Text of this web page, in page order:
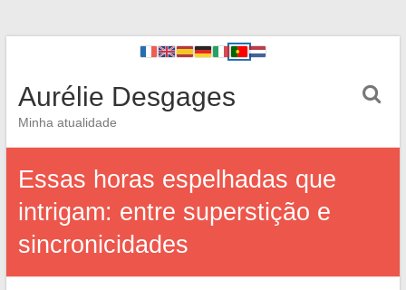
Aurélie Desgages
Minha atualidade
Essas horas espelhadas que
intrigam: entre superstição e
sincronicidades